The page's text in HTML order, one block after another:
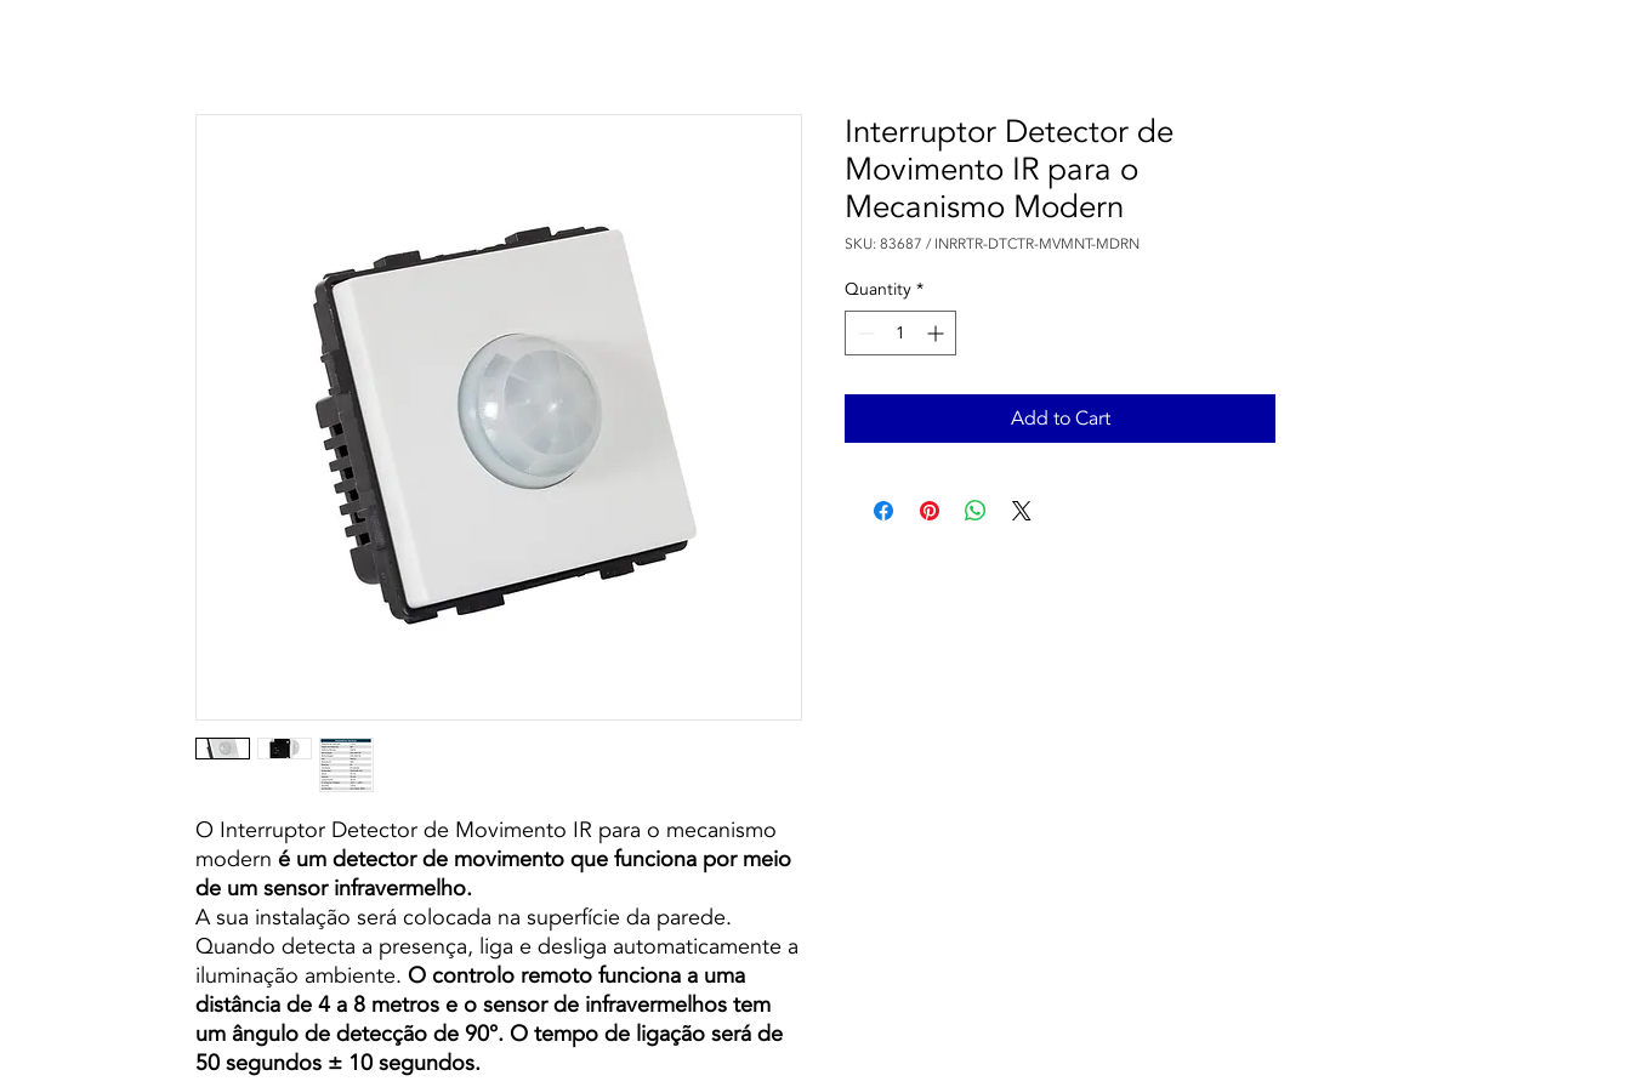
O Interruptor Detector de Movimento IR para o mecanismo
modern é um detector de movimento que funciona por meio
de um sensor infravermelho.
A sua instalação será colocada na superfície da parede.
Quando detecta a presença, liga e desliga automaticamente a
iluminação ambiente. O controlo remoto funciona a uma
distância de 4 a 8 metros e o sensor de infravermelhos tem
um ângulo de detecção de 90°. O tempo de ligação será de
50 segundos ± 10 segundos.
Interruptor Detector de
Movimento IR para o
Mecanismo Modern
SKU: 83687 / INRRTR-DTCTR-MVMNT-MDRN
Quantity *
Add to Cart